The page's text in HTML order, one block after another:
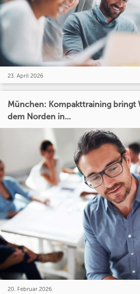
23. April 2026
München: Kompakttraining bringt
dem Norden in...
20. Februar 2026